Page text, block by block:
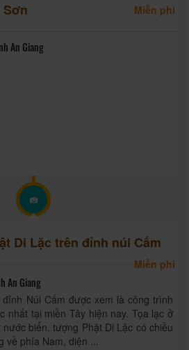
Miễn phí
An Giang
Di Lặc trên đỉnh núi Cấm
Miễn phí
An Giang
Núi Cấm được xem là công trình
nhất tại miền Tây hiện nay. Tọa lạc ở
biển, tượng Phật Di Lặc có chiều
phía Nam, diện ...